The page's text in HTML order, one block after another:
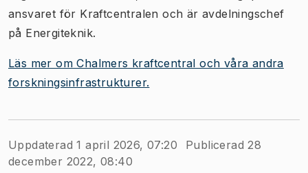
ansvaret för Kraftcentralen och är avdelningschef
på Energiteknik.
Läs mer om Chalmers kraftcentral och våra andra
forskningsinfrastrukturer​.
Uppdaterad 1 april 2026, 07:20
Publicerad 28
december 2022, 08:40